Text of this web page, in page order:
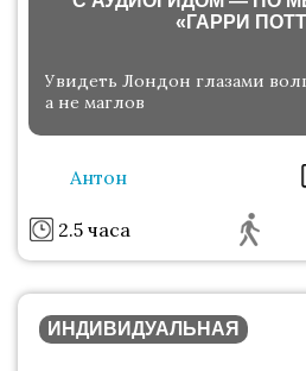
«ГАРРИ
Увидеть Лондон глазами
а не маглов
Антон
2.5 часа
ИНДИВИДУАЛЬНАЯ